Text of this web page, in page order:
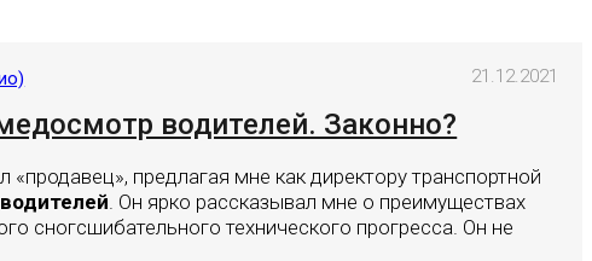
21.12.2021
водителей. Законно?
предлагая мне как директору транспортной
. Он ярко рассказывал мне о преимуществах
сногсшибательного технического прогресса. Он не